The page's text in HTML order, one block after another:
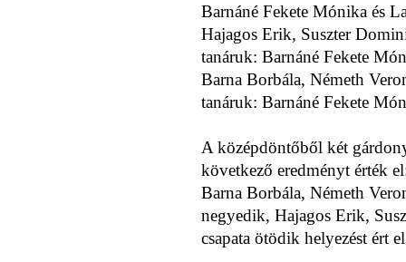
Barnáné Fekete Mónika és
Hajagos Erik, Suszter
tanáruk: Barnáné Fekete
Barna Borbála, Németh
tanáruk: Barnáné Fekete
A középdöntőből két
következő eredményt érték
Barna Borbála, Németh
negyedik, Hajagos Erik,
csapata ötödik helyezést ért